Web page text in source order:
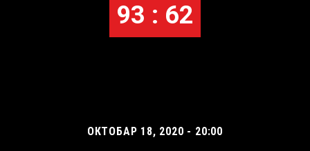
93 : 62
ОКТОБАР 18, 2020 - 20:00